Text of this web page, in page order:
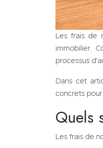
Les frais de
immobilier.
processus
Dans cet
concrets
Quels
Les frais de